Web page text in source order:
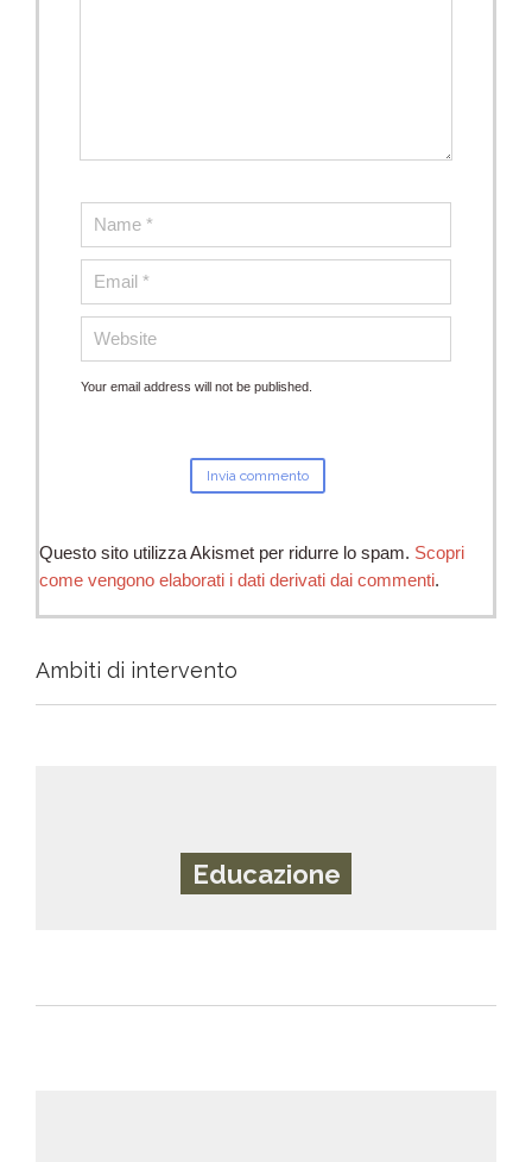
Your email address will not be published.
Questo sito utilizza Akismet per ridurre lo spam. Scopri
come vengono elaborati i dati derivati dai commenti.
Ambiti di intervento
Educazione